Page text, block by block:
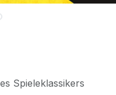
Spieleklassikers